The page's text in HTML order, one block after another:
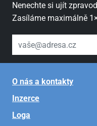
Nenechte si ujít
Zasíláme maximálně
váš email
O nás a kontakty
Inzerce
Loga